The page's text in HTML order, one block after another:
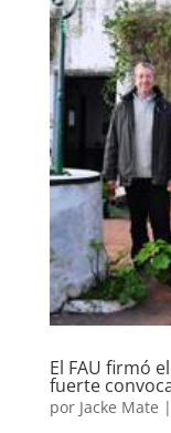
El FAU firmó
fuerte
por Jacke Mate |